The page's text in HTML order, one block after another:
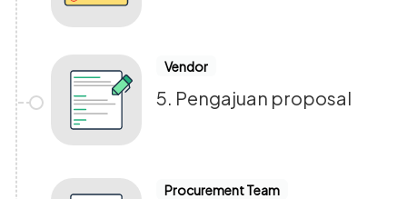
Vendor
5. Pengajuan proposal
Procurement Team